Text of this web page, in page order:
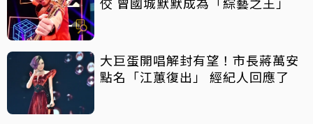
大巨蛋開唱解封有望！市長蔣萬安
點名「江蕙復出」 經紀人回應了